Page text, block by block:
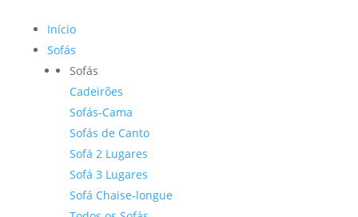
Início
Sofás
Sofás
Cadeirões
Sofás-Cama
Sofás de Canto
Sofá 2 Lugares
Sofá 3 Lugares
Sofá Chaise-longue